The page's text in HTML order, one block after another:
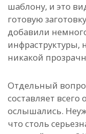
шаблону, и это
готовую
добавили
инфраструктуры,
никакой
Отдельный
составляет
ослышались.
что столь